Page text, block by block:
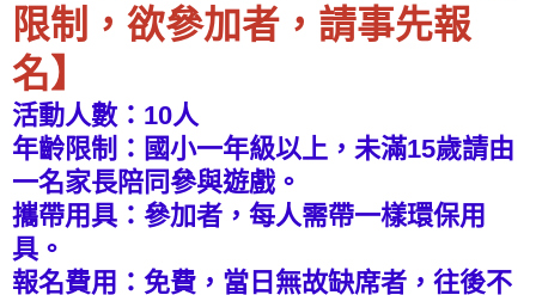
限制，欲參加者，請事先報
名】
活動人數：10人
年齡限制：國小一年級以上，未滿15歲請由
一名家長陪同參與遊戲。
攜帶用具：參加者，每人需帶一樣環保用
具。
報名費用：免費，當日無故缺席者，往後不